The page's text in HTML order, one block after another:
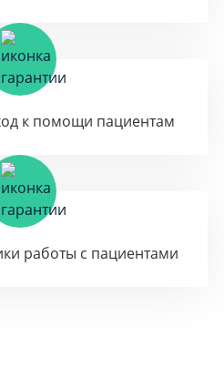
к помощи пациентам
работы с пациентами